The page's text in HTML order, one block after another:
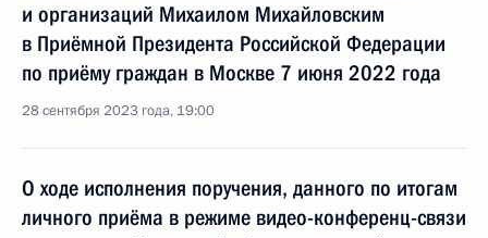
и организаций Михаилом Михайловским
в Приёмной Президента Российской Федерации
по приёму граждан в Москве 7 июня 2022 года
28 сентября 2023 года, 19:00
О ходе исполнения поручения, данного по итогам
личного приёма в режиме видео-конференц-связи